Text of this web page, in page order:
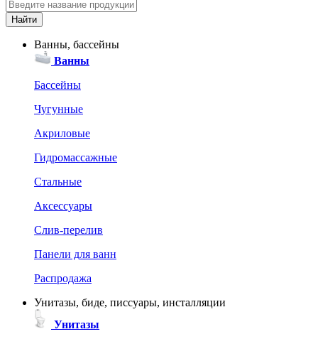
Ванны, бассейны
Ванны
Бассейны
Чугунные
Акриловые
Гидромассажные
Стальные
Аксессуары
Слив-перелив
Панели для ванн
Распродажа
Унитазы, биде, писсуары, инсталляции
Унитазы